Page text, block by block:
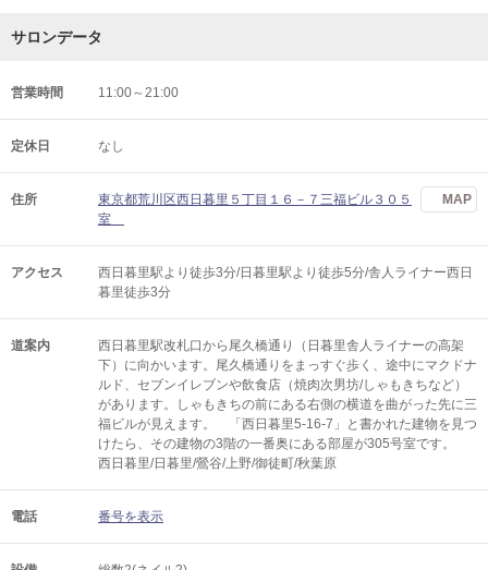
サロンデータ
営業時間 11:00～21:00
定休日 なし
住所
東京都荒川区西日暮里５丁目１６－７三福ビル３０５
室
MAP
アクセス
西日暮里駅より徒歩3分/日暮里駅より徒歩5分/舎人ライナー西日
暮里徒歩3分
道案内
西日暮里駅改札口から尾久橋通り（日暮里舎人ライナーの高架
下）に向かいます。尾久橋通りをまっすぐ歩く、途中にマクドナ
ルド、セブンイレブンや飲食店（焼肉次男坊/しゃもきちなど）
があります。しゃもきちの前にある右側の横道を曲がった先に三
福ビルが見えます。 「西日暮里5-16-7」と書かれた建物を見つ
けたら、その建物の3階の一番奥にある部屋が305号室です。
西日暮里/日暮里/鶯谷/上野/御徒町/秋葉原
電話 番号を表示